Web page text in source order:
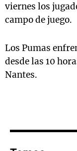
viernes los
campo de juego.
Los Pumas
desde las 10
Nantes.